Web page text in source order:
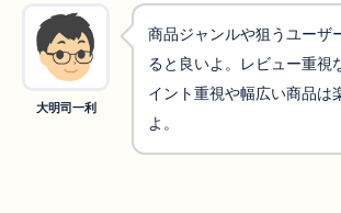
大明司一利
商品ジャンルや狙うユーザ
ると良いよ。レビュー重視
イント重視や幅広い商品は
よ。